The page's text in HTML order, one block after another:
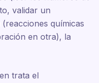
validar un
químicas
en otra), la
trata el